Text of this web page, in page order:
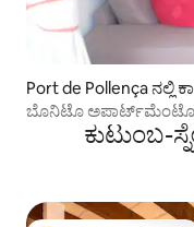
Port de Pollença ನಲ್ಲಿ
ಬೊನಿಟೊ ಅಪಾರ್ಟ್‌ಮೆಂಟೊ
ಕುಟುಂಬ-